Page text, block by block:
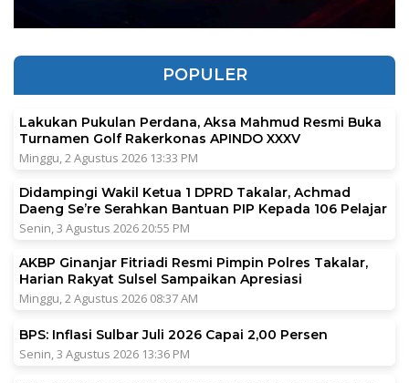
POPULER
Lakukan Pukulan Perdana, Aksa Mahmud Resmi Buka
Turnamen Golf Rakerkonas APINDO XXXV
Minggu, 2 Agustus 2026 13:33 PM
Didampingi Wakil Ketua 1 DPRD Takalar, Achmad
Daeng Se’re Serahkan Bantuan PIP Kepada 106 Pelajar
Senin, 3 Agustus 2026 20:55 PM
AKBP Ginanjar Fitriadi Resmi Pimpin Polres Takalar,
Harian Rakyat Sulsel Sampaikan Apresiasi
Minggu, 2 Agustus 2026 08:37 AM
BPS: Inflasi Sulbar Juli 2026 Capai 2,00 Persen
Senin, 3 Agustus 2026 13:36 PM